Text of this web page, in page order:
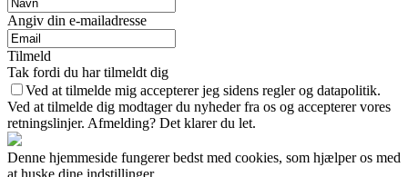
Angiv din e-mailadresse
Tilmeld
Tak fordi du har tilmeldt dig
Ved at tilmelde mig accepterer jeg sidens regler og datapolitik.
Ved at tilmelde dig modtager du nyheder fra os og accepterer vores
retningslinjer. Afmelding? Det klarer du let.
Denne hjemmeside fungerer bedst med cookies, som hjælper os med